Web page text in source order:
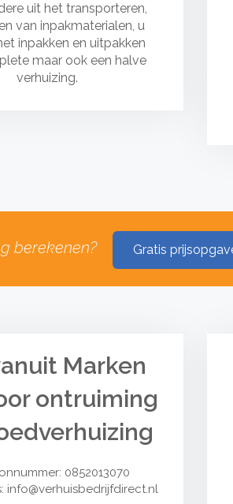
uit het transporteren,
van inpakmaterialen, u
inpakken en uitpakken
maar ook een halve
verhuizing.
berekenen? Gratis
Marken
ontruiming
0852013070
info@verhuisbedrijfdirect.nl